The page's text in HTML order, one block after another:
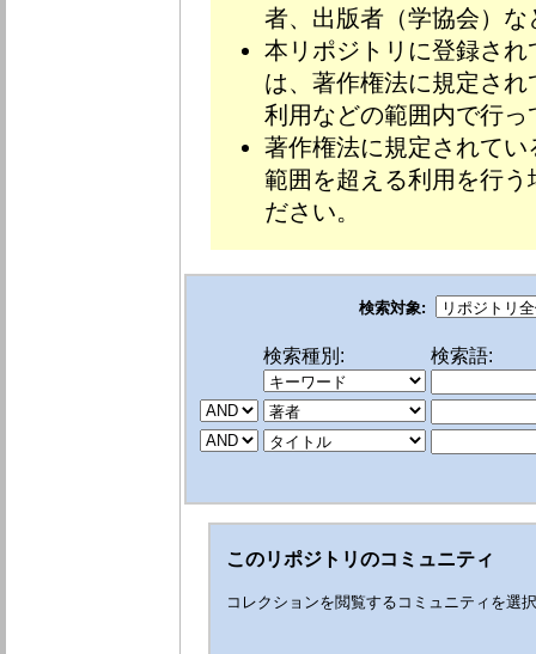
者、出版者（学協会）な
本リポジトリに登録さ
は、著作権法に規定さ
利用などの範囲内で行っ
著作権法に規定されて
範囲を超える利用を行
ださい。
検索対象:
検索種別: 検索語:
このリポジトリのコミュニティ
コレクションを閲覧するコミュニティを選